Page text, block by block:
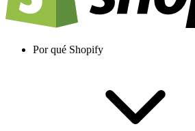
Por qué Shopify